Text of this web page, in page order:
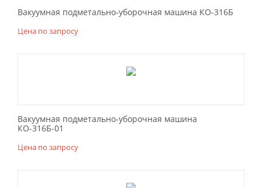
Вакуумная подметально-уборочная машина КО-316Б
Цена по запросу
Вакуумная подметально-уборочная машина
КО-316Б-01
Цена по запросу